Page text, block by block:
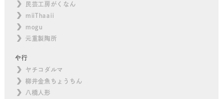
民芸工房がくなん
miiThaaii
mogu
元重製陶所
や行
ヤチコダルマ
柳井金魚ちょうちん
八橋人形